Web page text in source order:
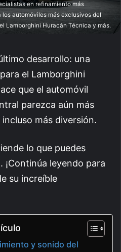
en refinamiento más
automóviles más exclusivos del
Lamborghini Huracán Técnica y más.
desarrollo: una
el Lamborghini
que el automóvil
parezca aún más
más diversión.
lo que puedes
¡Continúa leyendo para
su increíble
y sonido del